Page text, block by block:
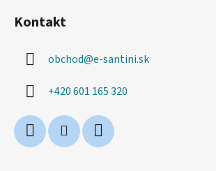
Kontakt
obchod@e-santini.sk
+420 601 165 320